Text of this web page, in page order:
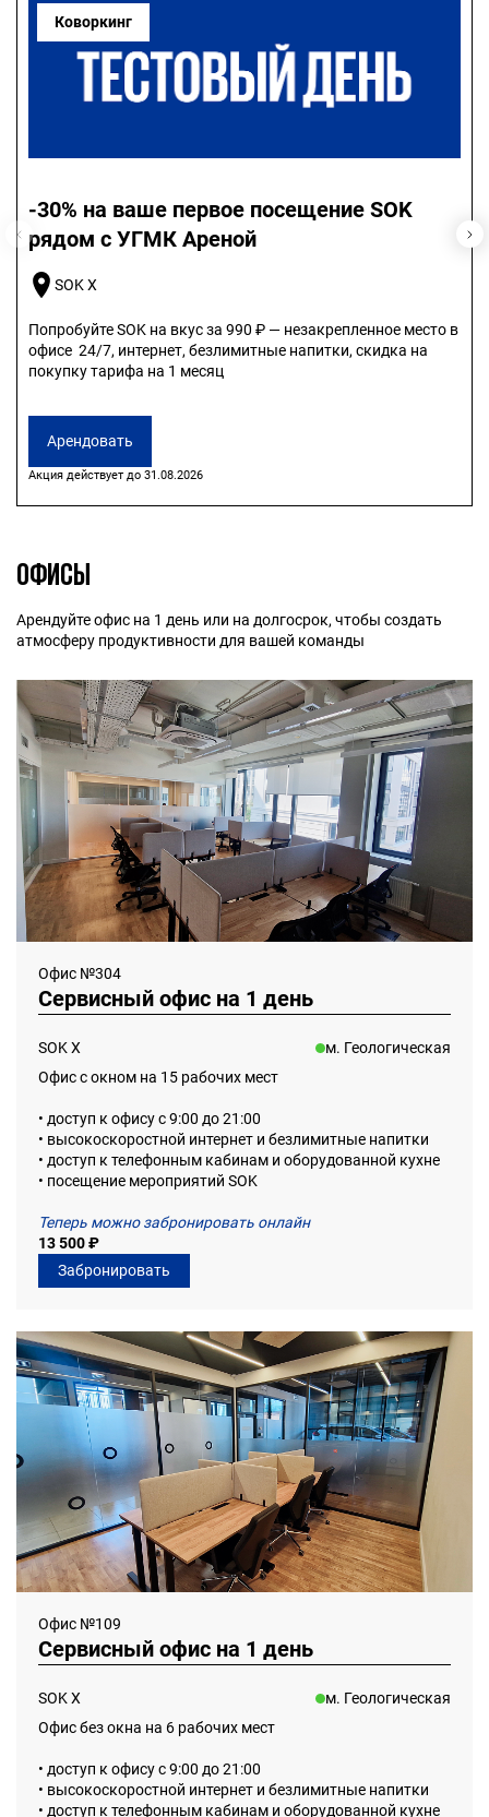
Коворкинг
-30% на ваше первое посещение SOK
рядом с УГМК Ареной
SOK Х
Попробуйте SOK на вкус за 990 ₽ — незакрепленное место в
офисе 24/7, интернет, безлимитные напитки, скидка на
покупку тарифа на 1 месяц
Арендовать
Акция действует до 31.08.2026
ОФИСЫ
Арендуйте офис на 1 день или на долгосрок, чтобы создать
атмосферу продуктивности для вашей команды
Офис №304
Сервисный офис на 1 день
SOK Х
м. Геологическая
Офис с окном на 15 рабочих мест
• доступ к офису с 9:00 до 21:00
• высокоскоростной интернет и безлимитные напитки
• доступ к телефонным кабинам и оборудованной кухне
• посещение мероприятий SOK
Теперь можно забронировать онлайн
13 500 ₽
Забронировать
Офис №109
Сервисный офис на 1 день
SOK Х
м. Геологическая
Офис без окна на 6 рабочих мест
• доступ к офису с 9:00 до 21:00
• высокоскоростной интернет и безлимитные напитки
• доступ к телефонным кабинам и оборудованной кухне